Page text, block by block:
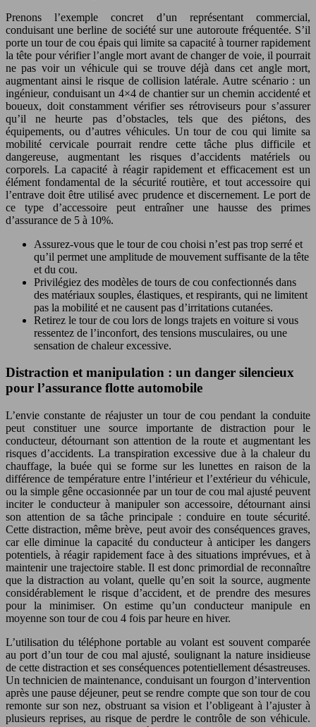
Prenons l’exemple concret d’un représentant commercial,
conduisant une berline de société sur une autoroute fréquentée. S’il
porte un tour de cou épais qui limite sa capacité à tourner rapidement
la tête pour vérifier l’angle mort avant de changer de voie, il pourrait
ne pas voir un véhicule qui se trouve déjà dans cet angle mort,
augmentant ainsi le risque de collision latérale. Autre scénario : un
ingénieur, conduisant un 4×4 de chantier sur un chemin accidenté et
boueux, doit constamment vérifier ses rétroviseurs pour s’assurer
qu’il ne heurte pas d’obstacles, tels que des piétons, des
équipements, ou d’autres véhicules. Un tour de cou qui limite sa
mobilité cervicale pourrait rendre cette tâche plus difficile et
dangereuse, augmentant les risques d’accidents matériels ou
corporels. La capacité à réagir rapidement et efficacement est un
élément fondamental de la sécurité routière, et tout accessoire qui
l’entrave doit être utilisé avec prudence et discernement. Le port de
ce type d’accessoire peut entraîner une hausse des primes
d’assurance de 5 à 10%.
Assurez-vous que le tour de cou choisi n’est pas trop serré et
qu’il permet une amplitude de mouvement suffisante de la tête
et du cou.
Privilégiez des modèles de tours de cou confectionnés dans
des matériaux souples, élastiques, et respirants, qui ne limitent
pas la mobilité et ne causent pas d’irritations cutanées.
Retirez le tour de cou lors de longs trajets en voiture si vous
ressentez de l’inconfort, des tensions musculaires, ou une
sensation de chaleur excessive.
Distraction et manipulation : un danger silencieux
pour l’assurance flotte automobile
L’envie constante de réajuster un tour de cou pendant la conduite
peut constituer une source importante de distraction pour le
conducteur, détournant son attention de la route et augmentant les
risques d’accidents. La transpiration excessive due à la chaleur du
chauffage, la buée qui se forme sur les lunettes en raison de la
différence de température entre l’intérieur et l’extérieur du véhicule,
ou la simple gêne occasionnée par un tour de cou mal ajusté peuvent
inciter le conducteur à manipuler son accessoire, détournant ainsi
son attention de sa tâche principale : conduire en toute sécurité.
Cette distraction, même brève, peut avoir des conséquences graves,
car elle diminue la capacité du conducteur à anticiper les dangers
potentiels, à réagir rapidement face à des situations imprévues, et à
maintenir une trajectoire stable. Il est donc primordial de reconnaître
que la distraction au volant, quelle qu’en soit la source, augmente
considérablement le risque d’accident, et de prendre des mesures
pour la minimiser. On estime qu’un conducteur manipule en
moyenne son tour de cou 4 fois par heure en hiver.
L’utilisation du téléphone portable au volant est souvent comparée
au port d’un tour de cou mal ajusté, soulignant la nature insidieuse
de cette distraction et ses conséquences potentiellement désastreuses.
Un technicien de maintenance, conduisant un fourgon d’intervention
après une pause déjeuner, peut se rendre compte que son tour de cou
remonte sur son nez, obstruant sa vision et l’obligeant à l’ajuster à
plusieurs reprises, au risque de perdre le contrôle de son véhicule.